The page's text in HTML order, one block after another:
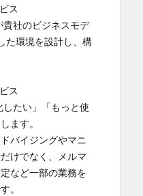
ス
社のビジネスモデ
た環境を設計し、構
ス
たい」「もっと使
ます。
バイジングやマニ
けでなく、メルマ
など一部の業務を
。